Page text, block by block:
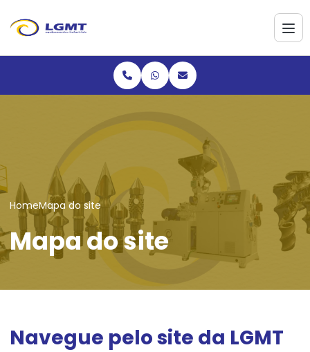
HomeMapa do site
Mapa do site
Navegue pelo site da LGMT